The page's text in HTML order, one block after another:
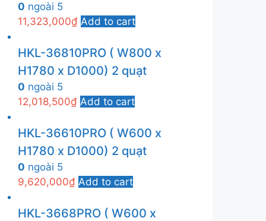
0 ngoài 5
11,323,000₫ Add to cart
HKL-36810PRO ( W800 x
H1780 x D1000) 2 quạt
0 ngoài 5
12,018,500₫ Add to cart
HKL-36610PRO ( W600 x
H1780 x D1000) 2 quạt
0 ngoài 5
9,620,000₫ Add to cart
HKL-3668PRO ( W600 x